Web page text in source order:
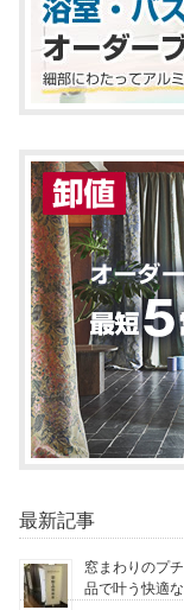
最新記事
窓まわりのプ
品で叶う快適